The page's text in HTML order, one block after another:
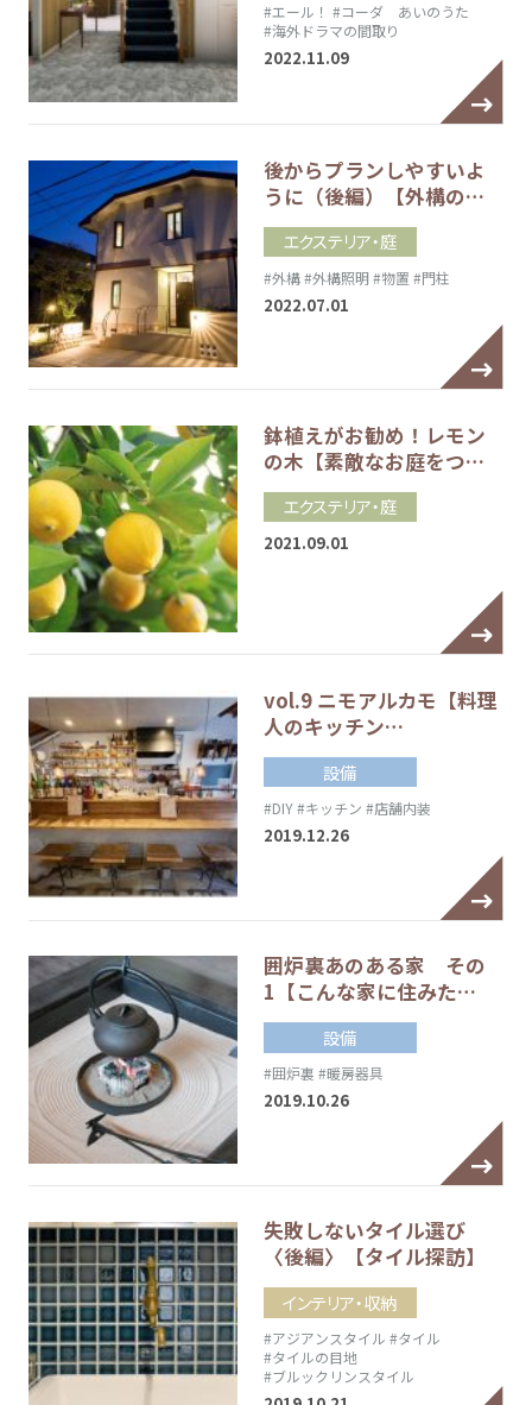
#エール！ #コーダ あいのうた
#海外ドラマの間取り
2022.11.09
後からプランしやすいよ
うに（後編）【外構の…
エクステリア・庭
#外構#外構照明 #物置 #門柱
2022.07.01
鉢植えがお勧め！レモン
の木【素敵なお庭をつ…
エクステリア・庭
2021.09.01
vol.9 ニモアルカモ【料理
人のキッチン…
設備
#DIY#キッチン #店舗内装
2019.12.26
囲炉裏あのある家 その
1【こんな家に住みた…
設備
#囲炉裏 #暖房器具
2019.10.26
失敗しないタイル選び
〈後編〉【タイル探訪】
インテリア・収納
#アジアンスタイル #タイル
#タイルの目地
#ブルックリンスタイル